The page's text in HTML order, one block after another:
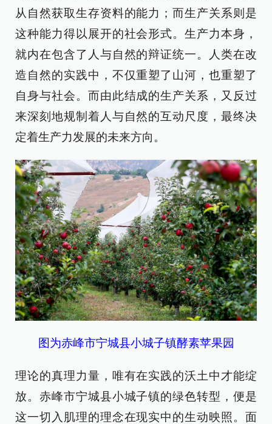
从自然获取生存资料的能力；而生产关系则是
这种能力得以展开的社会形式。生产力本身，
就内在包含了人与自然的辩证统一。人类在改
造自然的实践中，不仅重塑了山河，也重塑了
自身与社会。而由此结成的生产关系，又反过
来深刻地规制着人与自然的互动尺度，最终决
定着生产力发展的未来方向。
图为赤峰市宁城县小城子镇酵素苹果园
理论的真理力量，唯有在实践的沃土中才能绽
放。赤峰市宁城县小城子镇的绿色转型，便是
这一切入肌理的理念在现实中的生动映照。面